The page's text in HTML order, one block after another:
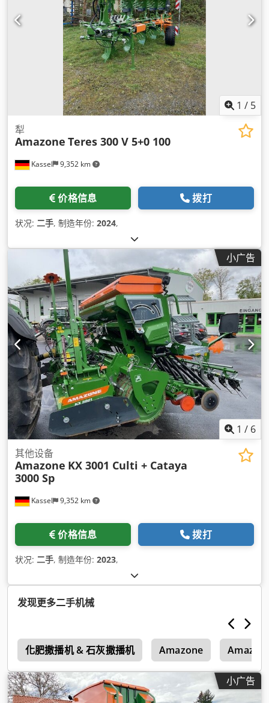
1 / 5
Kassel 9,352 km
犁
Amazone Teres 300 V 5+0 100
价格信息 拨打
状况: 二手, 制造年份: 2024,
小广告
1 / 6
Kassel 9,352 km
其他设备
Amazone KX 3001 Culti + Cataya
3000 Sp
价格信息 拨打
状况: 二手, 制造年份: 2023,
发现更多二手机械
化肥撒播机 & 石灰撒播机 Amazone
小广告